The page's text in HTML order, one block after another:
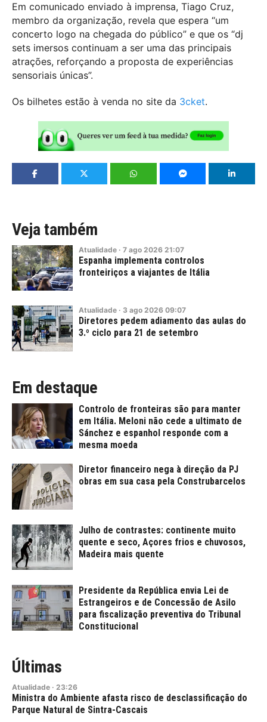
Em comunicado enviado à imprensa, Tiago Cruz,
membro da organização, revela que espera “um
concerto logo na chegada do público” e que os “dj
sets imersos continuam a ser uma das principais
atrações, reforçando a proposta de experiências
sensoriais únicas”.
Os bilhetes estão à venda no site da 3cket.
Veja também
Atualidade · 7 ago 2026 21:07
Espanha implementa controlos
fronteiriços a viajantes de Itália
Atualidade · 3 ago 2026 09:07
Diretores pedem adiamento das aulas do
3.º ciclo para 21 de setembro
Em destaque
Controlo de fronteiras são para manter
em Itália. Meloni não cede a ultimato de
Sánchez e espanhol responde com a
mesma moeda
Diretor financeiro nega à direção da PJ
obras em sua casa pela Construbarcelos
Julho de contrastes: continente muito
quente e seco, Açores frios e chuvosos,
Madeira mais quente
Presidente da República envia Lei de
Estrangeiros e de Concessão de Asilo
para fiscalização preventiva do Tribunal
Constitucional
Últimas
Atualidade · 23:26
Ministra do Ambiente afasta risco de desclassificação do
Parque Natural de Sintra-Cascais